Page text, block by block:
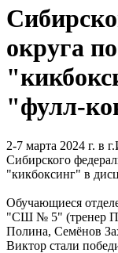
округа
"фулл-
2-7 марта 2024 г. в
Сибирского
"кикбоксинг" в
Обучающиеся
"СШ № 5" (тренер
Полина, Семёнов
Виктор стали